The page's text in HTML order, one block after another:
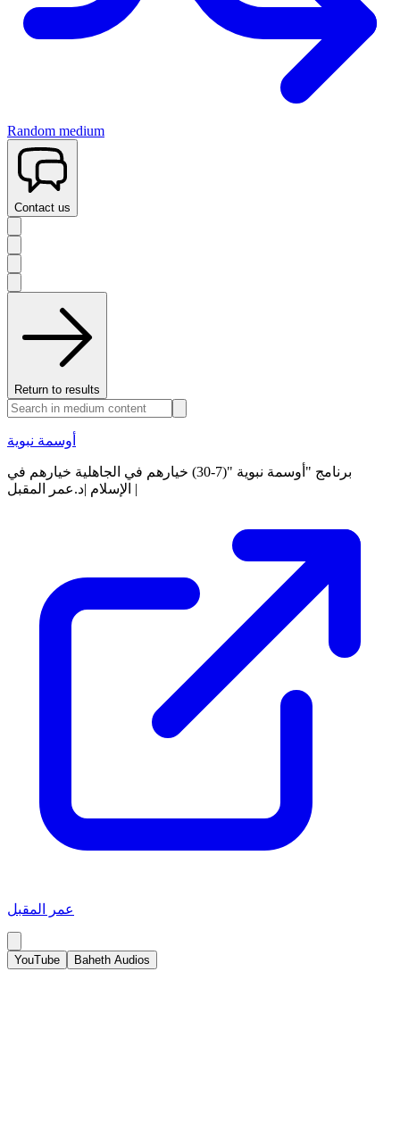
Random medium
Contact us
Return to results
أوسمة نبوية
برنامج "أوسمة نبوية "(7-30) خيارهم في الجاهلية خيارهم في
الإسلام |د.عمر المقبل |
عمر المقبل
YouTube Baheth Audios